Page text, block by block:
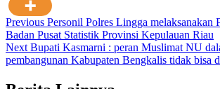
Post
navigation
Previous Personil Polres Lingga melaksanakan
Badan Pusat Statistik Provinsi Kepulauan Riau
Next Bupati Kasmarni : peran Muslimat NU
pembangunan Kabupaten Bengkalis tidak bisa